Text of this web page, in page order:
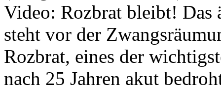
Video: Rozbrat bleibt! Das
steht vor der
Rozbrat, eines der
nach 25 Jahren akut